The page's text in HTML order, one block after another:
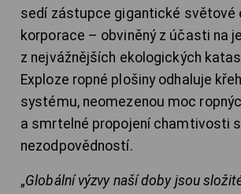
sedí zástupce gigantické světové
korporace – obviněný z účasti na
z nejvážnějších ekologických
Exploze ropné plošiny odhaluje
systému, neomezenou moc
a smrtelné propojení chamtivosti
nezodpovědností.
„Globální výzvy naší doby jsou